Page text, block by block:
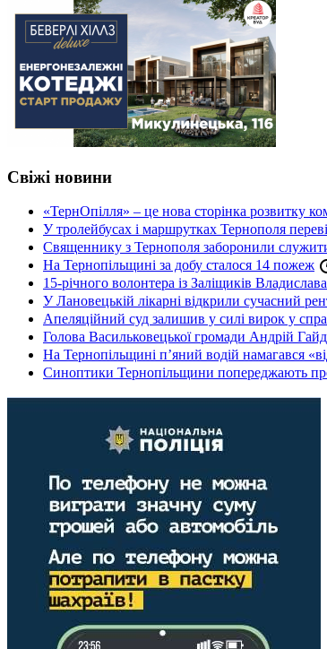
Свіжі новини
«ТернОпілля» – це нова сторінка розвитку
У тролейбусах і маршрутках Тернополя
Священнику з Тернополя заборонили служити
На Тернопільщині за добу сталося 14 пожеж
15-річного волонтера із Заліщиків
У Лановецькій лікарні відкрили сучасний
Апеляційний суд залишив у силі вирок у
Голова Васильковецької громади Андрій
На Тернопільщині п’яний водій намагався
Синоптики Тернопільщини попереджають